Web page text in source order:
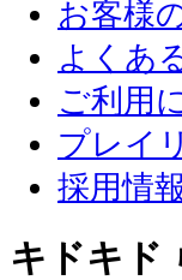
お客様
よくあ
ご利用
プレイ
採用情報
キドキ